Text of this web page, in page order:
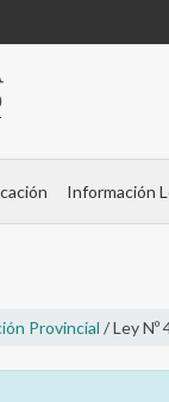
Información
Provincial / Ley Nº